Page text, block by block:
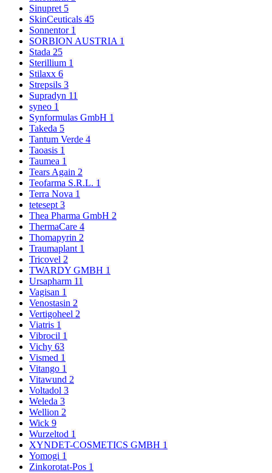
Sinupret 5
SkinCeuticals 45
Sonnentor 1
SORBION AUSTRIA 1
Stada 25
Sterillium 1
Stilaxx 6
Strepsils 3
Supradyn 11
syneo 1
Synformulas GmbH 1
Takeda 5
Tantum Verde 4
Taoasis 1
Taumea 1
Tears Again 2
Teofarma S.R.L. 1
Terra Nova 1
tetesept 3
Thea Pharma GmbH 2
ThermaCare 4
Thomapyrin 2
Traumaplant 1
Tricovel 2
TWARDY GMBH 1
Ursapharm 11
Vagisan 1
Venostasin 2
Vertigoheel 2
Viatris 1
Vibrocil 1
Vichy 63
Vismed 1
Vitango 1
Vitawund 2
Voltadol 3
Weleda 3
Wellion 2
Wick 9
Wurzeltod 1
XYNDET-COSMETICS GMBH 1
Yomogi 1
Zinkorotat-Pos 1